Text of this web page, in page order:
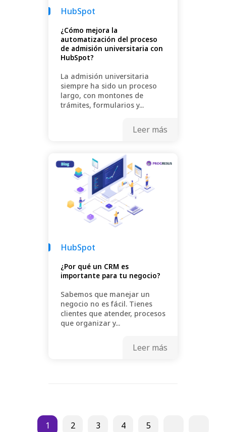
HubSpot
¿Cómo mejora la
automatización del proceso
de admisión universitaria con
HubSpot?
La admisión universitaria
siempre ha sido un proceso
largo, con montones de
trámites, formularios y...
Leer más
HubSpot
¿Por qué un CRM es
importante para tu negocio?
Sabemos que manejar un
negocio no es fácil. Tienes
clientes que atender, procesos
que organizar y...
Leer más
1 2 3 4 5